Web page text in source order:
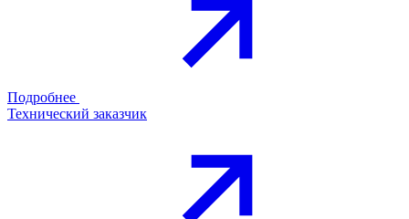
Подробнее
Технический заказчик